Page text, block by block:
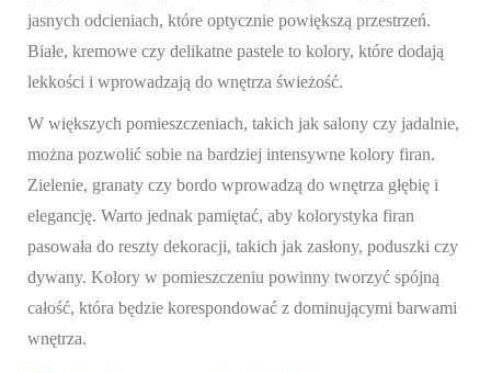
jasnych odcieniach, które optycznie powiększą przestrzeń.
Białe, kremowe czy delikatne pastele to kolory, które dodają
lekkości i wprowadzają do wnętrza świeżość.
W większych pomieszczeniach, takich jak salony czy jadalnie,
można pozwolić sobie na bardziej intensywne kolory firan.
Zielenie, granaty czy bordo wprowadzą do wnętrza głębię i
elegancję. Warto jednak pamiętać, aby kolorystyka firan
pasowała do reszty dekoracji, takich jak zasłony, poduszki czy
dywany. Kolory w pomieszczeniu powinny tworzyć spójną
całość, która będzie korespondować z dominującymi barwami
wnętrza.